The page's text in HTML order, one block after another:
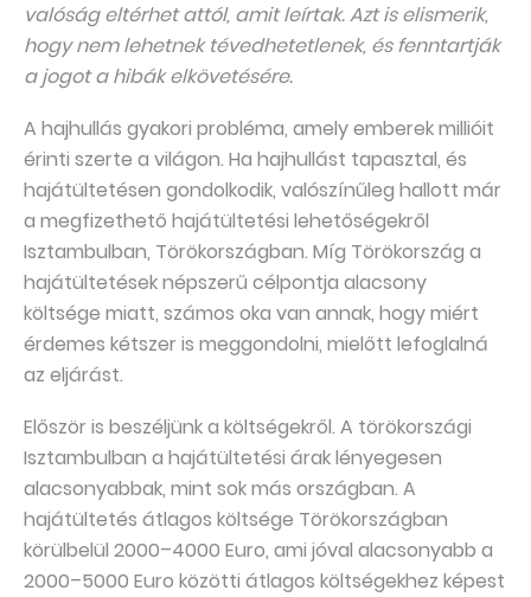
valóság eltérhet attól, amit leírtak. Azt is elismerik,
hogy nem lehetnek tévedhetetlenek, és fenntartják
a jogot a hibák elkövetésére.
A hajhullás gyakori probléma, amely emberek millióit
érinti szerte a világon. Ha hajhullást tapasztal, és
hajátültetésen gondolkodik, valószínűleg hallott már
a megfizethető hajátültetési lehetőségekről
Isztambulban, Törökországban. Míg Törökország a
hajátültetések népszerű célpontja alacsony
költsége miatt, számos oka van annak, hogy miért
érdemes kétszer is meggondolni, mielőtt lefoglalná
az eljárást.
Először is beszéljünk a költségekről. A törökországi
Isztambulban a hajátültetési árak lényegesen
alacsonyabbak, mint sok más országban. A
hajátültetés átlagos költsége Törökországban
körülbelül 2000–4000 Euro, ami jóval alacsonyabb a
2000–5000 Euro közötti átlagos költségekhez képest